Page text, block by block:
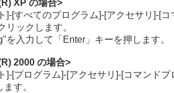
XP の場合>
]-[すべてのプログラム]-[アクセサリ]-[
リックします。
を入力して「Enter」キーを押します。
2000 の場合>
]-[プログラム]-[アクセサリ]-[コマンド
す。